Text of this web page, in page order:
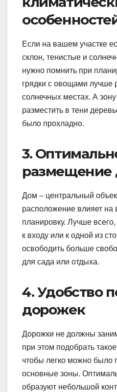
Если на вашем участке
склон, тенистые и
нужно помнить при
грядки с овощами лучше
солнечных местах. А
разместить в тени
было прохладно.
3.
размещение
Дом – центральный
расположение влияет на
планировку. Лучше
к входу или к одной из
освободить больше
для сада или отдыха.
4. Удобство
дорожек
Дорожки не должны
при этом подобрать
чтобы легко можно было
основные зоны.
образуют небольшой